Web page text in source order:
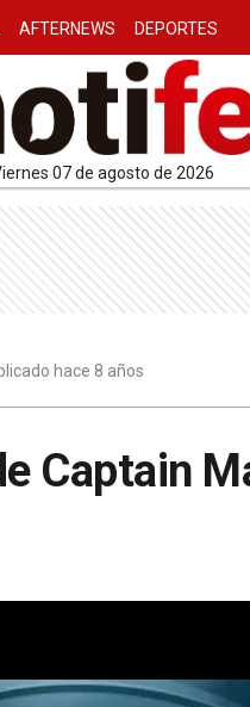
AFTERNEWS DEPORTES
viernes 07 de agosto de 2026
hace 8 años
Captain